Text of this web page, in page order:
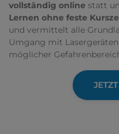
vollständig online statt
Lernen ohne feste
und vermittelt alle
Umgang mit
möglicher